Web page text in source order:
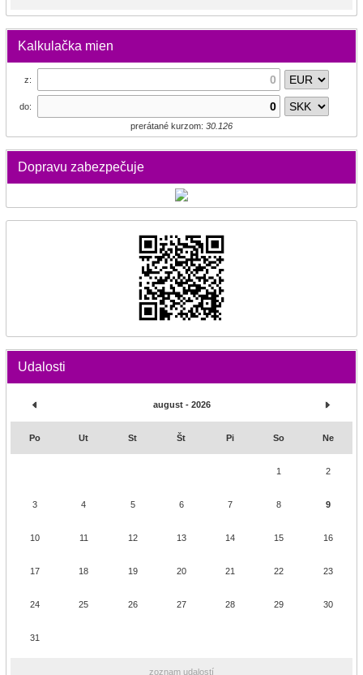
Kalkulačka mien
z:
do:
prerátané kurzom: 30.126
Dopravu zabezpečuje
Udalosti
august - 2026
Po Ut St Št Pi So Ne
1 2
3 4 5 6 7 8 9
10 11 12 13 14 15 16
17 18 19 20 21 22 23
24 25 26 27 28 29 30
31
zoznam udalostí